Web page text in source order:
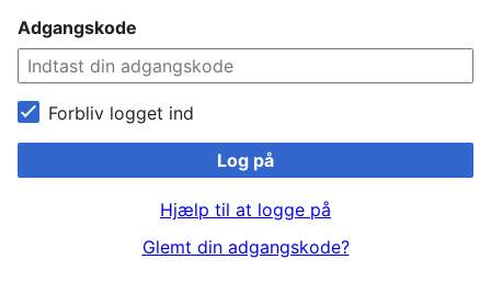
Adgangskode
Forbliv logget ind
Log på
Hjælp til at logge på
Glemt din adgangskode?